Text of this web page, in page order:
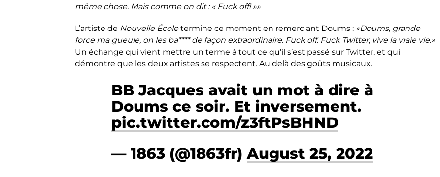
même chose. Mais comme on dit : « Fuck off! »»
L’artiste de Nouvelle Écoletermine ce moment en remerciant Doums : «Doums, grande
force ma gueule, on les ba**** de façon extraordinaire. Fuck off. Fuck Twitter, vive la vraie vie.»
Un échange qui vient mettre un terme à tout ce qu’il s’est passé sur Twitter, et qui
démontre que les deux artistes se respectent. Au delà des goûts musicaux.
BB Jacques avait un mot à dire à
Doums ce soir. Et inversement.
pic.twitter.com/z3ftPsBHND
— 1863 (@1863fr)August 25, 2022